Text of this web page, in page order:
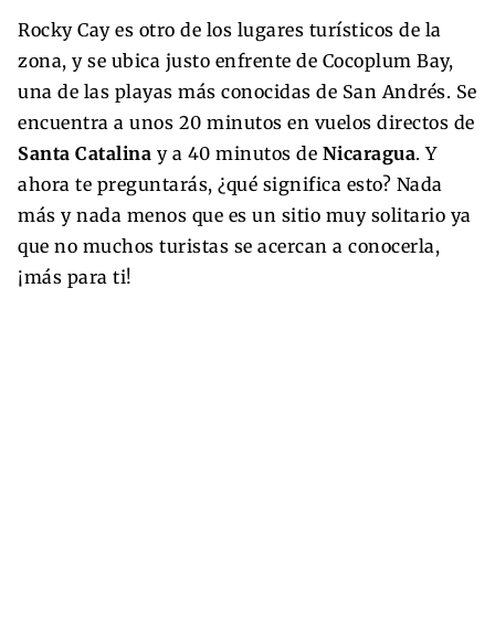
Rocky Cay es otro de los lugares turísticos de la
zona, y se ubica justo enfrente de Cocoplum Bay,
una de las playas más conocidas de San Andrés. Se
encuentra a unos 20 minutos en vuelos directos de
Santa Catalina y a 40 minutos de Nicaragua. Y
ahora te preguntarás, ¿qué significa esto? Nada
más y nada menos que es un sitio muy solitario ya
que no muchos turistas se acercan a conocerla,
¡más para ti!